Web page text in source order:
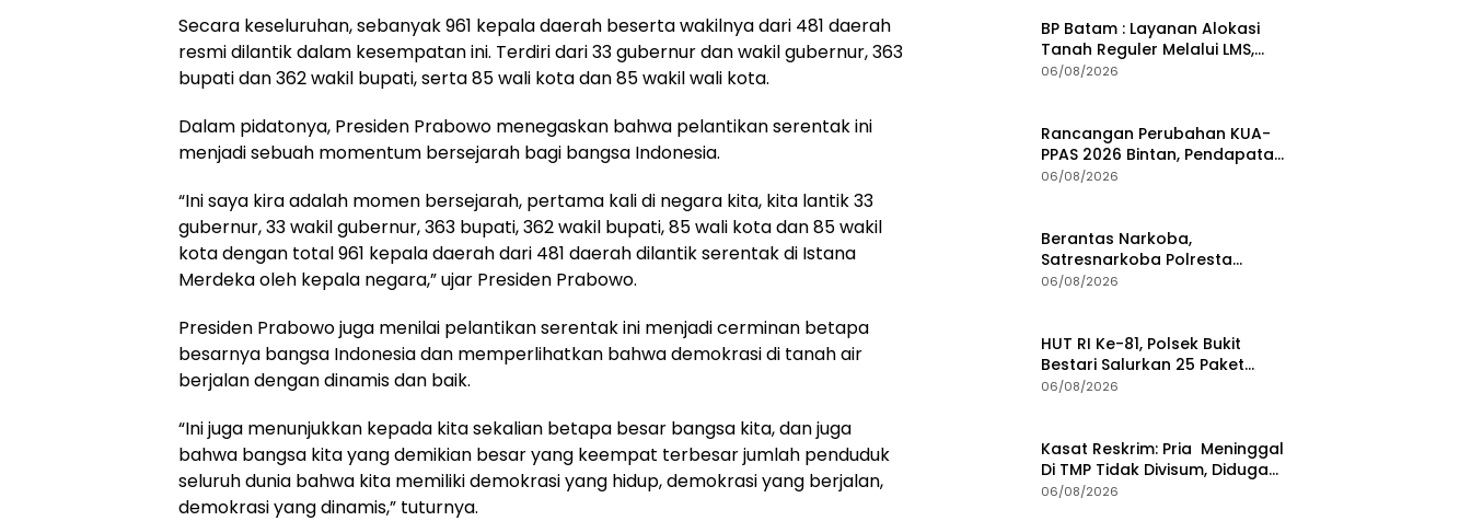
Secara keseluruhan, sebanyak 961 kepala daerah beserta wakilnya dari 481 daerah
resmi dilantik dalam kesempatan ini. Terdiri dari 33 gubernur dan wakil gubernur, 363
bupati dan 362 wakil bupati, serta 85 wali kota dan 85 wakil wali kota.
Dalam pidatonya, Presiden Prabowo menegaskan bahwa pelantikan serentak ini
menjadi sebuah momentum bersejarah bagi bangsa Indonesia.
“Ini saya kira adalah momen bersejarah, pertama kali di negara kita, kita lantik 33
gubernur, 33 wakil gubernur, 363 bupati, 362 wakil bupati, 85 wali kota dan 85 wakil
kota dengan total 961 kepala daerah dari 481 daerah dilantik serentak di Istana
Merdeka oleh kepala negara,” ujar Presiden Prabowo.
Presiden Prabowo juga menilai pelantikan serentak ini menjadi cerminan betapa
besarnya bangsa Indonesia dan memperlihatkan bahwa demokrasi di tanah air
berjalan dengan dinamis dan baik.
“Ini juga menunjukkan kepada kita sekalian betapa besar bangsa kita, dan juga
bahwa bangsa kita yang demikian besar yang keempat terbesar jumlah penduduk
seluruh dunia bahwa kita memiliki demokrasi yang hidup, demokrasi yang berjalan,
demokrasi yang dinamis,” tuturnya.
BP Batam : Layanan Alokasi
Tanah Reguler Melalui LMS,
Waspadai Penipuan Atasnama
06/08/2026
Rancangan Perubahan KUA-
PPAS 2026 Bintan, Pendapatan
Transfer Pusat Diproyeksi Naik
06/08/2026
Berantas Narkoba,
Satresnarkoba Polresta
Tanjungpinang Perkuat Sinergi
06/08/2026
HUT RI Ke-81, Polsek Bukit
Bestari Salurkan 25 Paket
Bansos Untuk Warga di
06/08/2026
Kasat Reskrim: Pria Meninggal
Di TMP Tidak Divisum, Diduga
Sakit Jantung
06/08/2026